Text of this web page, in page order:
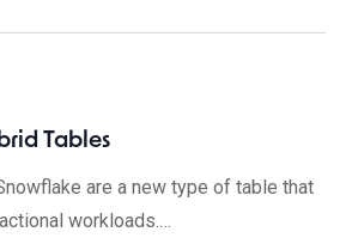
Tables
are a new type of table that
workloads.…